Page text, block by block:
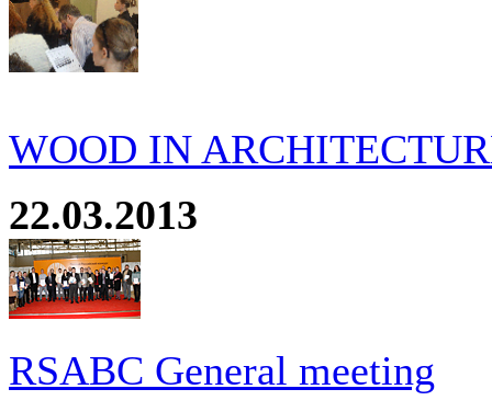
WOOD IN
22.03.2013
RSABC General meeting